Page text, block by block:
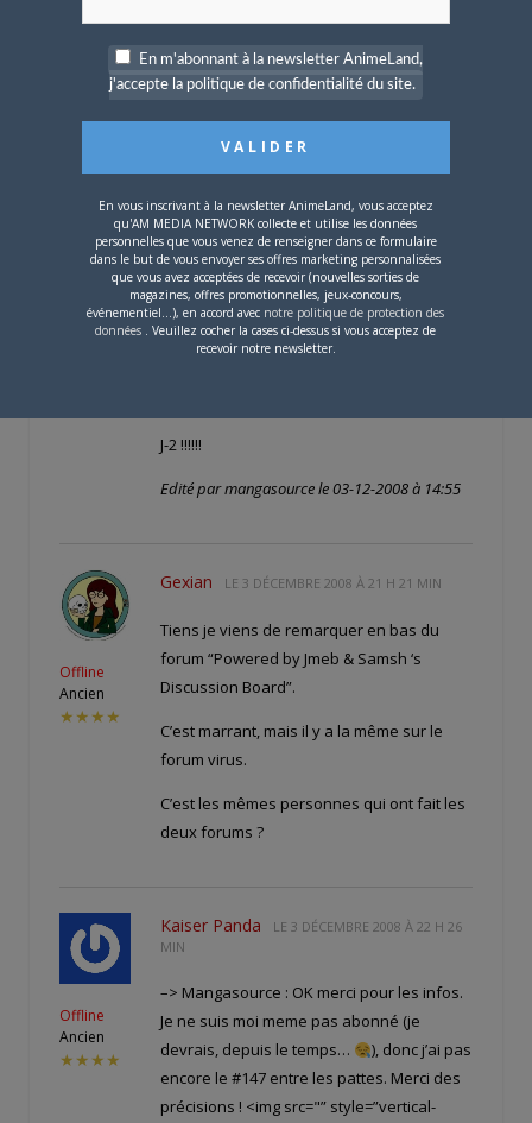
maintenant, il est légèrement dépassé …
J’espère que le nouveau sera
En tout cas, le 5 Décembre je serais
présent ( après les cours :chirub_memo1: ).
Il y a aussi le site qui va faire peau neuve
^^. D’après ce que je sais ( par AL N°147 et
146 ), le site va recensé un maximum de
choses sur les mangas ; Animes et autres
depuis 15 ans ( c’est ce qui est écrit !! )
J-2 !!!!!!
Edité par mangasource le 03-12-2008 à 14:55
Offline
Ancien
★★★★
Gexian LE 3 DÉCEMBRE 2008 À 21 H 21 MIN
Tiens je viens de remarquer en bas du
forum “Powered by Jmeb & Samsh ‘s
Discussion Board”.
C’est marrant, mais il y a la même sur le
forum virus.
C’est les mêmes personnes qui ont fait les
deux forums ?
Offline
Ancien
★★★★
Kaiser Panda LE 3 DÉCEMBRE 2008 À 22 H 26
MIN
–> Mangasource : OK merci pour les infos.
Je ne suis moi meme pas abonné (je
devrais, depuis le temps…
), donc j’ai pas
encore le #147 entre les pattes. Merci des
précisions ! <img src="” style=”vertical-
En m'abonnant à la newsletter AnimeLand,
j'accepte la politique de confidentialité du site.
En vous inscrivant à la newsletter AnimeLand, vous acceptez
qu'AM MEDIA NETWORK collecte et utilise les données
personnelles que vous venez de renseigner dans ce formulaire
dans le but de vous envoyer ses offres marketing personnalisées
que vous avez acceptées de recevoir (nouvelles sorties de
magazines, offres promotionnelles, jeux-concours,
événementiel...), en accord avec notre politique de protection des
données . Veuillez cocher la cases ci-dessus si vous acceptez de
recevoir notre newsletter.